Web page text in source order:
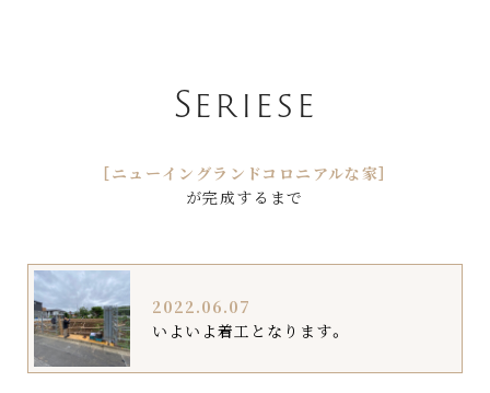
Seriese
［ニューイングランドコロニアルな家］
が完成するまで
2022.06.07
いよいよ着工となります。